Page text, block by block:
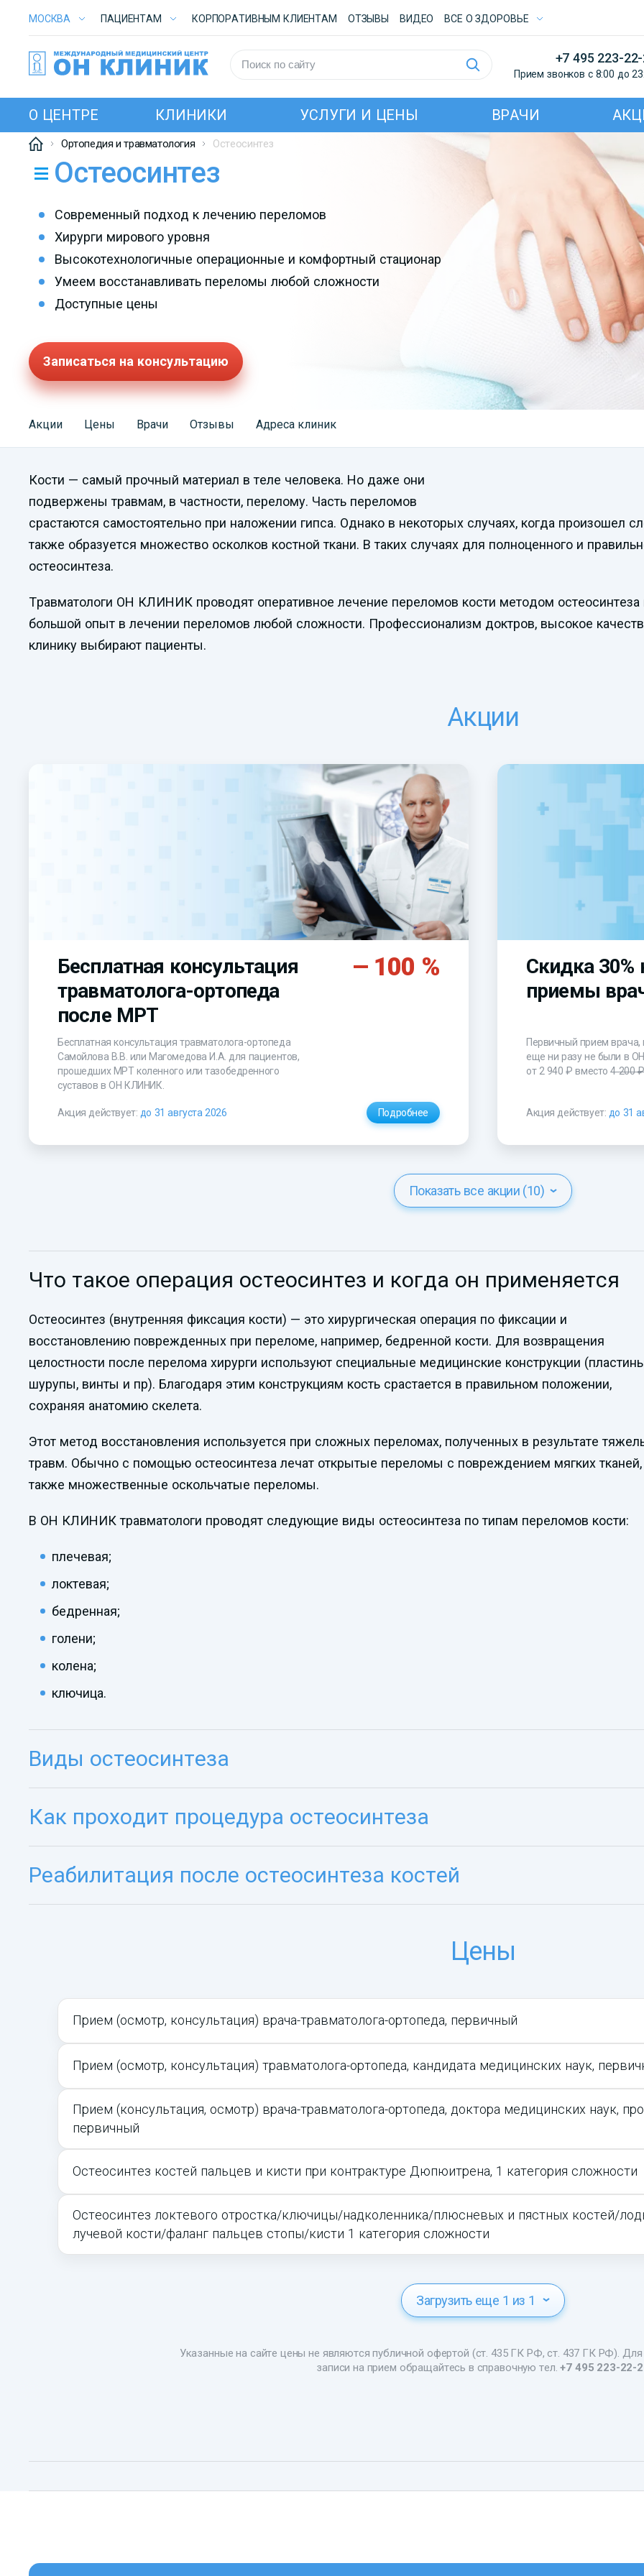
МОСКВА ПАЦИЕНТАМ КОРПОРАТИВНЫМ КЛИЕНТАМ ОТЗЫВЫ ВИДЕО ВСE О ЗДОРОВЬЕ
+7 495 223-
Прием звонков с 8:00 до
О ЦЕНТРЕ КЛИНИКИ УСЛУГИ И ЦЕНЫ ВРАЧИ
Ортопедия и травматология Остеосинтез
Остеосинтез
Современный подход к лечению переломов
Хирурги мирового уровня
Высокотехнологичные операционные и комфортный стационар
Умеем восстанавливать переломы любой сложности
Доступные цены
Записаться на консультацию
Акции Цены Врачи Отзывы Адреса клиник
Кости — самый прочный материал в теле человека. Но даже они
подвержены травмам, в частности, перелому. Часть переломов
срастаются самостоятельно при наложении гипса. Однако в некоторых случаях, когда произошел
также образуется множество осколков костной ткани. В таких случаях для полноценного и
остеосинтеза.
Травматологи ОН КЛИНИК проводят оперативное лечение переломов кости методом
большой опыт в лечении переломов любой сложности. Профессионализм доктров, высокое
клинику выбирают пациенты.
Акции
Бесплатная консультация
травматолога-ортопеда
после МРТ
100 %
Бесплатная консультация травматолога-ортопеда
Самойлова В.В. или Магомедова И.А. для пациентов,
прошедших МРТ коленного или тазобедренного
суставов в ОН КЛИНИК.
Акция действует: до 31 августа 2026 Подробнее
Скидка 30%
приемы
Первичный прием врача,
еще ни разу не были в
от 2 940 ₽ вместо4 200 ₽
Акция действует: до 31
Показать все акции (10)
Что такое операция остеосинтез и когда он применяется
Остеосинтез (внутренняя фиксация кости) — это хирургическая операция по фиксации и
восстановлению поврежденных при переломе, например, бедренной кости. Для возвращения
целостности после перелома хирурги используют специальные медицинские конструкции
шурупы, винты и пр). Благодаря этим конструкциям кость срастается в правильном положении,
сохраняя анатомию скелета.
Этот метод восстановления используется при сложных переломах, полученных в результате
травм. Обычно с помощью остеосинтеза лечат открытые переломы с повреждением мягких тканей,
также множественные оскольчатые переломы.
В ОН КЛИНИК травматологи проводят следующие виды остеосинтеза по типам переломов кости:
плечевая;
локтевая;
бедренная;
голени;
колена;
ключица.
Виды остеосинтеза
Как проходит процедура остеосинтеза
Реабилитация после остеосинтеза костей
Цены
Прием (осмотр, консультация) врача-травматолога-ортопеда, первичный
Прием (осмотр, консультация) травматолога-ортопеда, кандидата медицинских наук,
Прием (консультация, осмотр) врача-травматолога-ортопеда, доктора медицинских наук,
первичный
Остеосинтез костей пальцев и кисти при контрактуре Дюпюитрена, 1 категория сложности
Остеосинтез локтевого отростка/ключицы/надколенника/плюсневых и пястных костей/
лучевой кости/фаланг пальцев стопы/кисти 1 категория сложности
Загрузить еще 1 из 1
Указанные на сайте цены не являются публичной офертой (ст. 435 ГК РФ, ст. 437 ГК РФ). Для
записи на прием обращайтесь в справочную тел.+7 495 223-22-